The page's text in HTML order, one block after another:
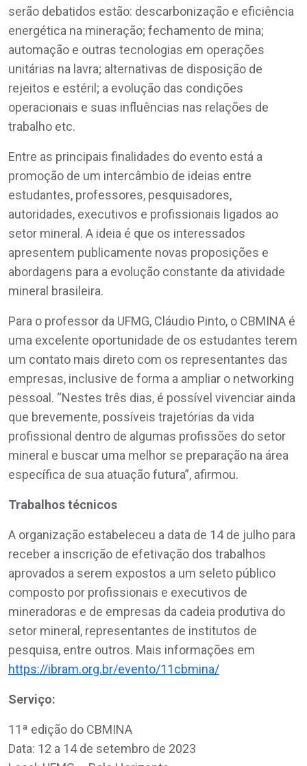
serão debatidos estão: descarbonização e eficiência
energética na mineração; fechamento de mina;
automação e outras tecnologias em operações
unitárias na lavra; alternativas de disposição de
rejeitos e estéril; a evolução das condições
operacionais e suas influências nas relações de
trabalho etc.
Entre as principais finalidades do evento está a
promoção de um intercâmbio de ideias entre
estudantes, professores, pesquisadores,
autoridades, executivos e profissionais ligados ao
setor mineral. A ideia é que os interessados
apresentem publicamente novas proposições e
abordagens para a evolução constante da atividade
mineral brasileira.
Para o professor da UFMG, Cláudio Pinto, o CBMINA é
uma excelente oportunidade de os estudantes terem
um contato mais direto com os representantes das
empresas, inclusive de forma a ampliar o networking
pessoal. “Nestes três dias, é possível vivenciar ainda
que brevemente, possíveis trajetórias da vida
profissional dentro de algumas profissões do setor
mineral e buscar uma melhor se preparação na área
específica de sua atuação futura”, afirmou.
Trabalhos técnicos
A organização estabeleceu a data de 14 de julho para
receber a inscrição de efetivação dos trabalhos
aprovados a serem expostos a um seleto público
composto por profissionais e executivos de
mineradoras e de empresas da cadeia produtiva do
setor mineral, representantes de institutos de
pesquisa, entre outros. Mais informações em
https://ibram.org.br/evento/11cbmina/
Serviço:
11ª edição do CBMINA
Data: 12 a 14 de setembro de 2023